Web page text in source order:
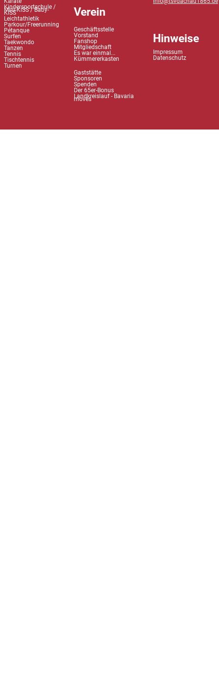
Kindersportschule /
Mini-KiSS / Baby-
KiSS
Leichtathletik
Parkour/Freerunning
Pétanque
Surfen
Taekwondo
Tanzen
Tennis
Tischtennis
Turnen
Verein
Geschäftsstelle
Vorstand
Fanshop
Mitgliedschaft
Es war einmal...
Kümmererkasten
Gaststätte
Sponsoren
Spenden
Der 65er-Bonus
Landkreislauf - Bavaria
moves
Hinweise
Impressum
Datenschutz